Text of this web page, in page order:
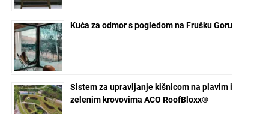
Kuća za odmor s pogledom na Frušku Goru
Sistem za upravljanje kišnicom na plavim i
zelenim krovovima ACO RoofBloxx®